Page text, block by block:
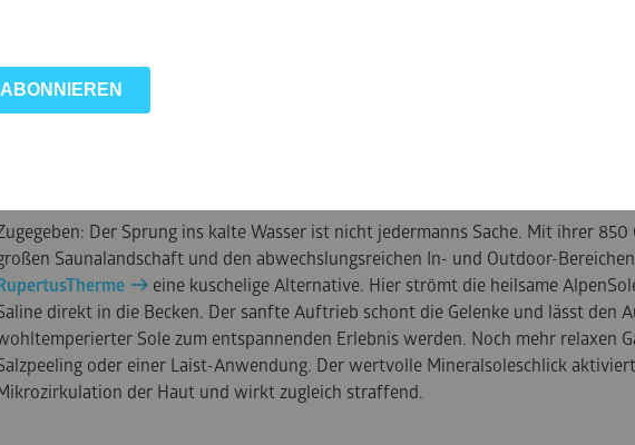
Der Sprung ins kalte Wasser ist nicht jedermanns Sache. Mit ihrer
Saunalandschaft und den abwechslungsreichen In- und Outdoor-
eine kuschelige Alternative. Hier strömt die heilsame
direkt in die Becken. Der sanfte Auftrieb schont die Gelenke und lässt den
Sole zum entspannenden Erlebnis werden. Noch mehr relaxen
oder einer Laist-Anwendung. Der wertvolle Mineralsoleschlick
der Haut und wirkt zugleich straffend.